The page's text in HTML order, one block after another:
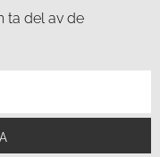
ta del av de